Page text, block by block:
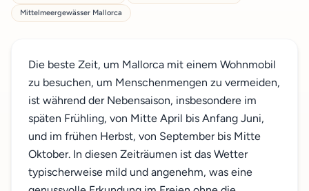
Mittelmeergewässer Mallorca
Die beste Zeit, um Mallorca mit einem Wohnmobil
zu besuchen, um Menschenmengen zu vermeiden,
ist während der Nebensaison, insbesondere im
späten Frühling, von Mitte April bis Anfang Juni,
und im frühen Herbst, von September bis Mitte
Oktober. In diesen Zeiträumen ist das Wetter
typischerweise mild und angenehm, was eine